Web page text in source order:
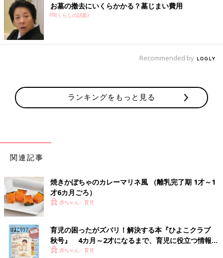
具だくさんのヨーグルトサラダ 作り
どビタミン類を含む食材を使った、体の調子を
ヶ月ごろ
型抜きピザトースト 作り方・レシピ 離
乳食完了期1歳 ～1歳6ヶ月ごろ
ンなど炭水化物を含む食材を使った、エネルギ
ー源になる炭水化物のレシピをご紹介。型抜き
ピザトースト
お墓の撤去にいくらかかる？墓じまい費用
PR(くらしの話題)
Recommended by
ランキングをもっと見る
関連記事
焼きかぼちゃのカレーマリネ風 （離乳完了期 1才～1
才6カ月ごろ）
赤ちゃん・育児
育児の困ったがズバリ！解決する本『ひよこクラブ
秋号』 4カ月～2才になるまで、育児に役立つ情報が
いっぱい！
赤ちゃん・育児